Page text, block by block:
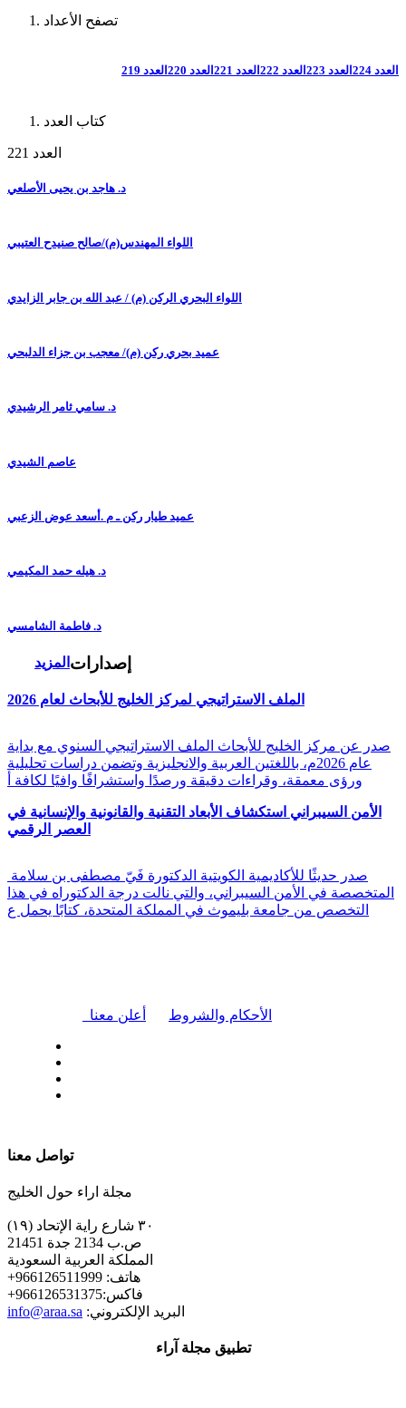
تصفح الأعداد
العدد 224 العدد 223 العدد 222 العدد 221 العدد 220 العدد 219
كتاب العدد
العدد 221
د. هاجد بن يحيى الأصلعي
اللواء المهندس(م)/صالح صنيدح العتيبي
اللواء البحري الركن (م) / عبد الله بن جابر الزايدي
عميد بحري ركن (م)/ معجب بن جزاء الدلبحي
د. سامي ثامر الرشيدي
عاصم الشيدي
عميد طيار ركن ـ م .أسعد عوض الزعبي
د. هيله حمد المكيمي
د. فاطمة الشامسي
المزيد إصدارات
الملف الاستراتيجي لمركز الخليج للأبحاث لعام 2026
صدر عن مركز الخليج للأبحاث الملف الاستراتيجي السنوي مع بداية
عام 2026م، باللغتين العربية والانجليزية وتضمن دراسات تحليلية
ورؤى معمقة، وقراءات دقيقة ورصدًا واستشرافًا وافيًا لكافة أ
الأمن السيبراني استكشاف الأبعاد التقنية والقانونية والإنسانية في
العصر الرقمي
المتخصصة في الأمن السيبراني، والتي نالت درجة الدكتوراه في هذا
التخصص من جامعة بليموث في المملكة المتحدة، كتابًا يحمل ع
أعلن معنا الأحكام والشروط
تواصل معنا
مجلة اراء حول الخليج
٣٠ شارع راية الإتحاد (١٩)
ص.ب 2134 جدة 21451
المملكة العربية السعودية
+هاتف: 966126511999
+فاكس:966126531375
info@araa.sa :البريد الإلكتروني
تطبيق مجلة آراء